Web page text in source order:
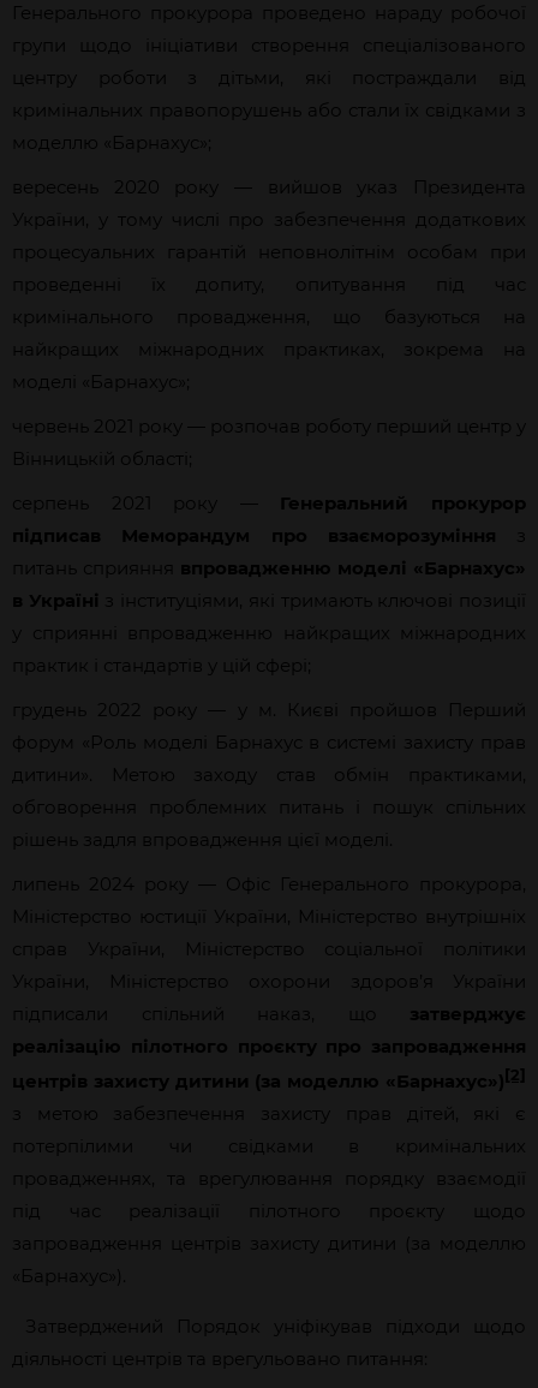
Генерального прокурора проведено нараду робочої
групи щодо ініціативи створення спеціалізованого
центру роботи з дітьми, які постраждали від
кримінальних правопорушень або стали їх свідками з
моделлю «Барнахус»;
вересень 2020 року — вийшов указ Президента
України, у тому числі про забезпечення додаткових
процесуальних гарантій неповнолітнім особам при
проведенні їх допиту, опитування під час
кримінального провадження, що базуються на
найкращих міжнародних практиках, зокрема на
моделі «Барнахус»;
червень 2021 року — розпочав роботу перший центр у
Вінницькій області;
серпень 2021 року — Генеральний
прокурор
підписав Меморандум про взаєморозуміння з
питань сприяння впровадженню моделі «Барнахус»
в Україні з інституціями, які тримають ключові позиції
у сприянні впровадженню найкращих міжнародних
практик і стандартів у цій сфері;
грудень 2022 року — у м. Києві пройшов Перший
форум «Роль моделі Барнахус в системі захисту прав
дитини». Метою заходу став обмін практиками,
обговорення проблемних питань і пошук спільних
рішень задля впровадження цієї моделі.
липень 2024 року — Офіс Генерального прокурора,
Міністерство юстиції України, Міністерство внутрішніх
справ України, Міністерство соціальної політики
України, Міністерство охорони здоров’я України
підписали спільний наказ, що затверджує
реалізацію пілотного проєкту про запровадження
центрів захисту дитини (за моделлю «Барнахус») [2]
з метою забезпечення захисту прав дітей, які є
потерпілими чи свідками в кримінальних
провадженнях, та врегулювання порядку взаємодії
під час реалізації пілотного проєкту щодо
запровадження центрів захисту дитини (за моделлю
«Барнахус»).
Затверджений Порядок уніфікував підходи щодо
діяльності центрів та врегульовано питання: